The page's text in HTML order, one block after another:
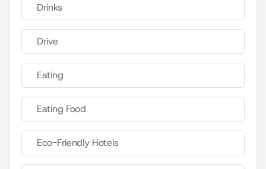
Drinks
Drive
Eating
Eating Food
Eco-Friendly Hotels